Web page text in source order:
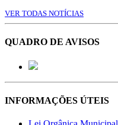
VER TODAS NOTÍCIAS
QUADRO DE AVISOS
INFORMAÇÕES ÚTEIS